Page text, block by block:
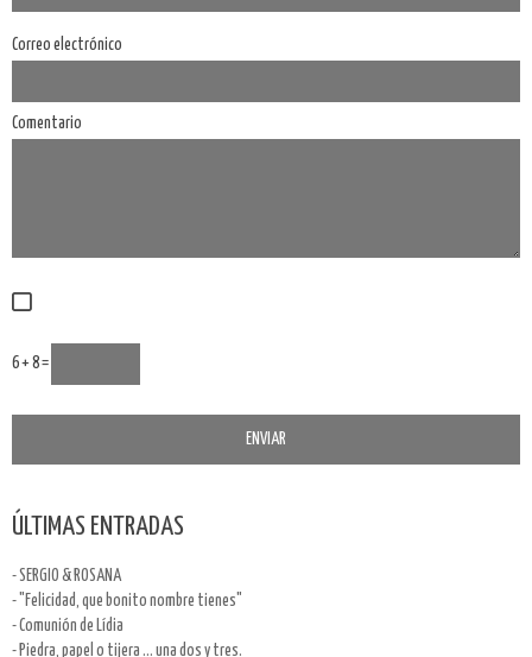
Correo electrónico
Comentario
6 + 8 =
ÚLTIMAS ENTRADAS
- SERGIO & ROSANA
- "Felicidad, que bonito nombre tienes"
- Comunión de Lídia
- Piedra, papel o tijera ... una dos y tres.